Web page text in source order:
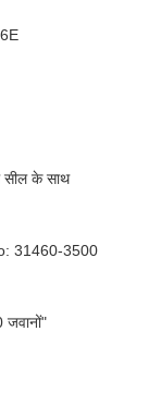
सील के साथ
31460-3500